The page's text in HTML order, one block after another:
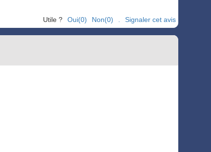
Utile ? Oui(0) Non(0) Signaler cet avis